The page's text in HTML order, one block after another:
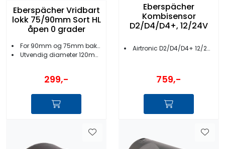
Eberspächer Vridbart
lokk 75/90mm Sort HL
åpen 0 grader
For 90mm og 75mm bakstykker
Utvendig diameter 120mm
299,-
Eberspächer
Kombisensor
D2/D4/D4+, 12/24V
Airtronic D2/D4/D4+ 12/24V
759,-